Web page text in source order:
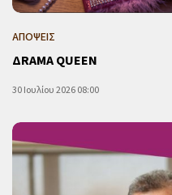
ΑΠΟΨΕΙΣ
ΔRAMA QUEEN
30 Ιουλίου 2026 08:00